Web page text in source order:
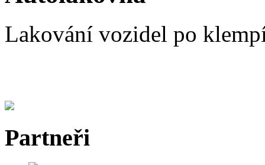
Lakování vozidel po
Partneři